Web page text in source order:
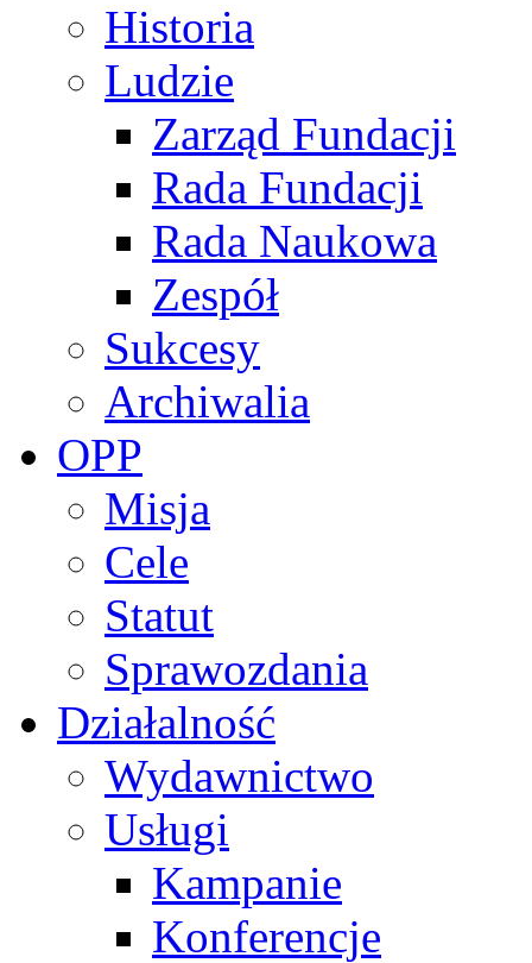
Historia
Ludzie
Zarząd Fundacji
Rada Fundacji
Rada Naukowa
Zespół
Sukcesy
Archiwalia
OPP
Misja
Cele
Statut
Sprawozdania
Działalność
Wydawnictwo
Usługi
Kampanie
Konferencje